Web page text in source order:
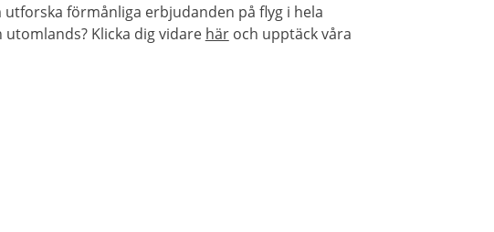
förmånliga erbjudanden på flyg i hela
utomlands? Klicka dig vidare häroch upptäck våra